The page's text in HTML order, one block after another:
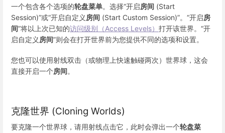
一个包含各个选项的轮盘菜单。选择“开启房间 (Start
Session)”或“开启自定义 房间 (Start Custom Session)”。“开启房
间”将以上次已知的访问级别（Access Levels） 打开该世界。“开
启自定义 房间”则会在打开世界前为您提供不同的选项和设置。
您也可以使用射线双击（或物理上快速触碰两次）世界球，这会
直接开启一个房间。
克隆世界 (Cloning Worlds)
要克隆一个世界球，请用射线点击它，此时会弹出一个轮盘菜